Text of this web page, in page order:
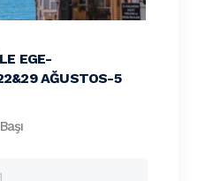
EGE-
AĞUSTOS-5